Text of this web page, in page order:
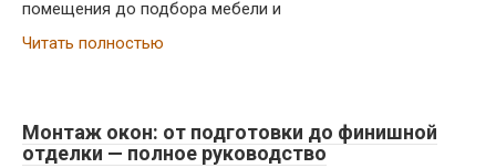
помещения до подбора мебели и
Читать полностью
Монтаж окон: от подготовки до финишной
отделки — полное руководство